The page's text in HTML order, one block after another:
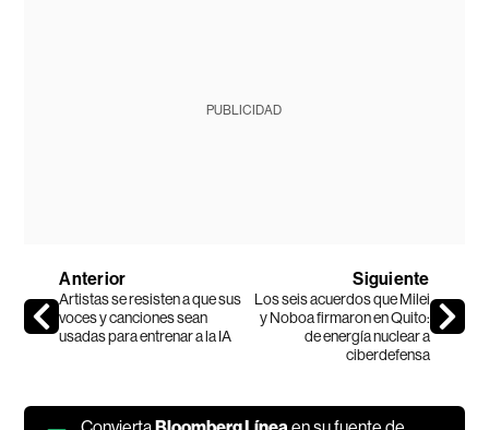
PUBLICIDAD
Anterior
Artistas se resisten a que sus
voces y canciones sean
usadas para entrenar a la IA
Siguiente
Los seis acuerdos que Milei
y Noboa firmaron en Quito:
de energía nuclear a
ciberdefensa